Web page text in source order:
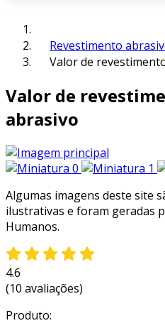
Revestimento
Valor de
Valor de
abrasivo
Algumas imagens deste site
ilustrativas e foram geradas
Humanos.
4.6
(10 avaliações)
Produto: